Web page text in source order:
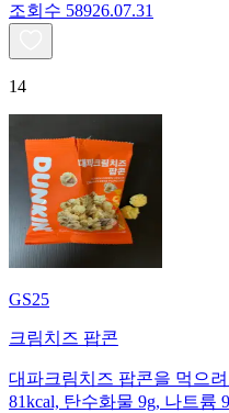
조회수 58926.07.31
14
GS25
크림치즈 팝콘
대파크림치즈 팝콘을 먹으
81kcal, 탄수화물 9g, 나트륨